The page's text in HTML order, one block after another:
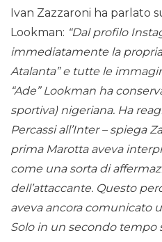
Ivan Zazzaroni ha parlato
Lookman: “Dal profilo
immediatamente la
Atalanta” e tutte le
“Ade” Lookman ha
sportiva) nigeriana. Ha
Percassi all’Inter – spiega
prima Marotta aveva
come una sorta di
dell’attaccante. Questo
aveva ancora comunicato
Solo in un secondo tempo